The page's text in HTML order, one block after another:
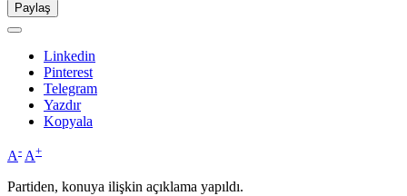
Paylaş
Linkedin
Pinterest
Telegram
Yazdır
Kopyala
A- A+
Partiden, konuya ilişkin açıklama yapıldı.